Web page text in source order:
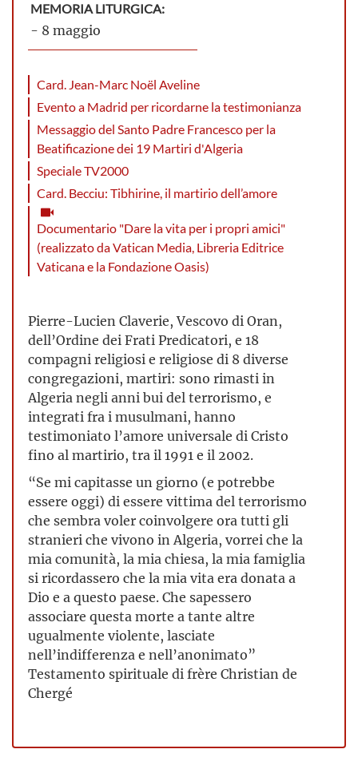
MEMORIA LITURGICA:
- 8 maggio
Card. Jean-Marc Noël Aveline
Evento a Madrid per ricordarne la testimonianza
Messaggio del Santo Padre Francesco per la
Beatificazione dei 19 Martiri d'Algeria
Speciale TV2000
Card. Becciu: Tibhirine, il martirio dell’amore
Documentario "Dare la vita per i propri amici"
(realizzato da Vatican Media, Libreria Editrice
Vaticana e la Fondazione Oasis)
Pierre-Lucien Claverie, Vescovo di Oran,
dell’Ordine dei Frati Predicatori, e 18
compagni religiosi e religiose di 8 diverse
congregazioni, martiri: sono rimasti in
Algeria negli anni bui del terrorismo, e
integrati fra i musulmani, hanno
testimoniato l’amore universale di Cristo
fino al martirio, tra il 1991 e il 2002.
“Se mi capitasse un giorno (e potrebbe
essere oggi) di essere vittima del terrorismo
che sembra voler coinvolgere ora tutti gli
stranieri che vivono in Algeria, vorrei che la
mia comunità, la mia chiesa, la mia famiglia
si ricordassero che la mia vita era donata a
Dio e a questo paese. Che sapessero
associare questa morte a tante altre
ugualmente violente, lasciate
nell’indifferenza e nell’anonimato”
Testamento spirituale di frère Christian de
Chergé